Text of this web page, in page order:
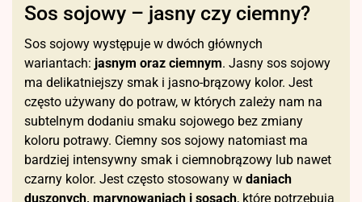
Sos sojowy – jasny czy ciemny?
Sos sojowy występuje w dwóch głównych
wariantach: jasnym oraz ciemnym. Jasny sos sojowy
ma delikatniejszy smak i jasno-brązowy kolor. Jest
często używany do potraw, w których zależy nam na
subtelnym dodaniu smaku sojowego bez zmiany
koloru potrawy. Ciemny sos sojowy natomiast ma
bardziej intensywny smak i ciemnobrązowy lub nawet
czarny kolor. Jest często stosowany w daniach
duszonych, marynowaniach i sosach, które potrzebują